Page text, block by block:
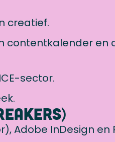
creatief.
contentkalender en
sector.
Adobe InDesign en